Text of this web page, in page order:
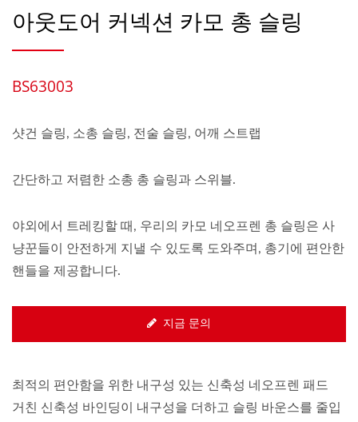
아웃도어 커넥션 카모 총 슬링
BS63003
샷건 슬링, 소총 슬링, 전술 슬링, 어깨 스트랩
간단하고 저렴한 소총 총 슬링과 스위블.
야외에서 트레킹할 때, 우리의 카모 네오프렌 총 슬링은 사
냥꾼들이 안전하게 지낼 수 있도록 도와주며, 총기에 편안한
핸들을 제공합니다.
지금 문의
최적의 편안함을 위한 내구성 있는 신축성 네오프렌 패드
거친 신축성 바인딩이 내구성을 더하고 슬링 바운스를 줄입